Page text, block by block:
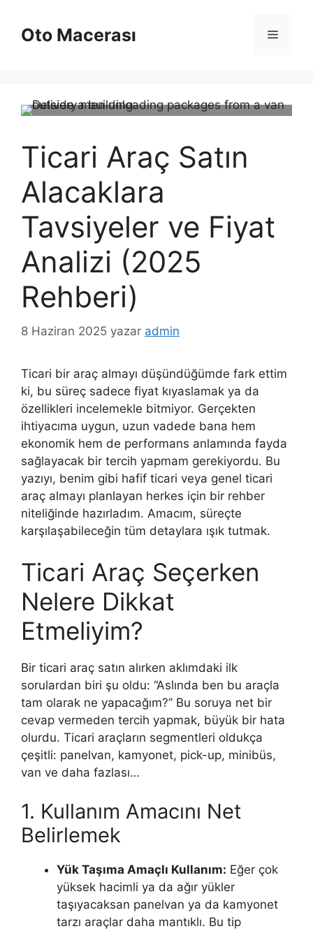
Oto Macerası Menü
Ticari Araç Satın
Alacaklara
Tavsiyeler ve Fiyat
Analizi (2025
Rehberi)
8 Haziran 2025 yazar admin
Ticari bir araç almayı düşündüğümde fark ettim
ki, bu süreç sadece fiyat kıyaslamak ya da
özellikleri incelemekle bitmiyor. Gerçekten
ihtiyacıma uygun, uzun vadede bana hem
ekonomik hem de performans anlamında fayda
sağlayacak bir tercih yapmam gerekiyordu. Bu
yazıyı, benim gibi hafif ticari veya genel ticari
araç almayı planlayan herkes için bir rehber
niteliğinde hazırladım. Amacım, süreçte
karşılaşabileceğin tüm detaylara ışık tutmak.
Ticari Araç Seçerken
Nelere Dikkat
Etmeliyim?
Bir ticari araç satın alırken aklımdaki ilk
sorulardan biri şu oldu: “Aslında ben bu araçla
tam olarak ne yapacağım?” Bu soruya net bir
cevap vermeden tercih yapmak, büyük bir hata
olurdu. Ticari araçların segmentleri oldukça
çeşitli: panelvan, kamyonet, pick-up, minibüs,
van ve daha fazlası…
1. Kullanım Amacını Net
Belirlemek
Yük Taşıma Amaçlı Kullanım: Eğer çok
yüksek hacimli ya da ağır yükler
taşıyacaksan panelvan ya da kamyonet
tarzı araçlar daha mantıklı. Bu tip